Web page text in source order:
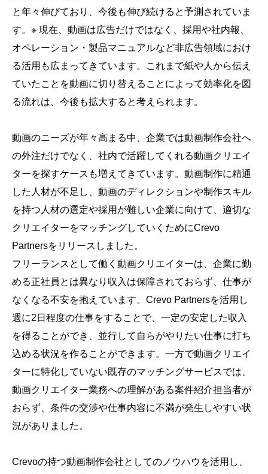
と年々伸びており、今後も伸び続けると予測されていま
す。※ 現在、動画は広告だけではなく、採用や社内報、
オペレーション・製品マニュアルなど非広告領域におけ
る活用も広まってきています。これまで紙や人から伝え
ていたことを動画に切り替えることによって効率化を図
る流れは、今後も拡大すると考えられます。
動画のニーズが年々高まる中、企業では動画制作会社へ
の外注だけでなく、社内で活躍してくれる動画クリエイ
ターを探すケースも増えてきています。動画制作に精通
した人材が不足し、動画のディレクションや制作スキル
を持つ人材の選定や採用が難しい企業に向けて、適切な
クリエイターをマッチングしていくためにCrevo
Partnersをリリースしました。
フリーランスとして働く動画クリエイターは、企業に勤
める正社員とは異なり収入は保障されておらず、仕事が
なくなる不安を抱えています。Crevo Partnersを活用し
週に2日程度の仕事をすることで、一定の安定した収入
を得ることができ、並行して自らがやりたい仕事に打ち
込める状況を作ることができます。一方で動画クリエイ
ターに特化していない既存のマッチングサービスでは、
動画クリエイター業務への理解がある案件紹介担当者が
おらず、条件の交渉や仕事内容に不満が発生しやすい状
況がありました。
Crevoの持つ動画制作会社としてのノウハウを活用し、